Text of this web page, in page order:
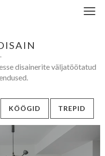
disainerite väljatöötatud
KÖÖGID TREPID